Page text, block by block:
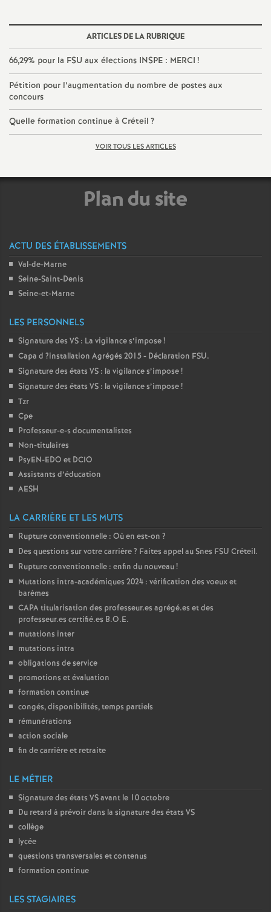
ARTICLES DE LA RUBRIQUE
66,29% pour la FSU aux élections INSPE : MERCI !
Pétition pour l’augmentation du nombre de postes aux
concours
Quelle formation continue à Créteil ?
VOIR TOUS LES ARTICLES
Plan du site
ACTU DES ÉTABLISSEMENTS
Val-de-Marne
Seine-Saint-Denis
Seine-et-Marne
LES PERSONNELS
Signature des VS : La vigilance s’impose!
Capa d ?installation Agrégés 2015 - Déclaration FSU.
Signature des états VS : la vigilance s’impose!
Signature des états VS : la vigilance s’impose!
Tzr
Cpe
Professeur-e-s documentalistes
Non-titulaires
PsyEN-EDO et DCIO
Assistants d’éducation
AESH
LA CARRIÈRE ET LES MUTS
Rupture conventionnelle : Où en est-on ?
Des questions sur votre carrière? Faites appel au Snes FSU Créteil.
Rupture conventionnelle : enfin du nouveau!
Mutations intra-académiques 2024 : vérification des voeux et
barèmes
CAPAtitularisation des professeur.es agrégé.es et des
professeur.es certifié.es B.O.E.
mutations inter
mutations intra
obligations de service
promotions et évaluation
formation continue
congés, disponibilités, temps partiels
rémunérations
action sociale
fin de carrière et retraite
LE MÉTIER
Signature des états VSavant le 10 octobre
Du retard à prévoir dans la signature des états VS
collège
lycée
questions transversales et contenus
formation continue
LES STAGIAIRES